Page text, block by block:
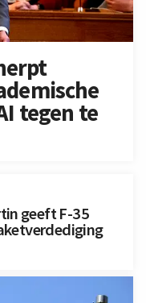
tegen te
geeft F-35